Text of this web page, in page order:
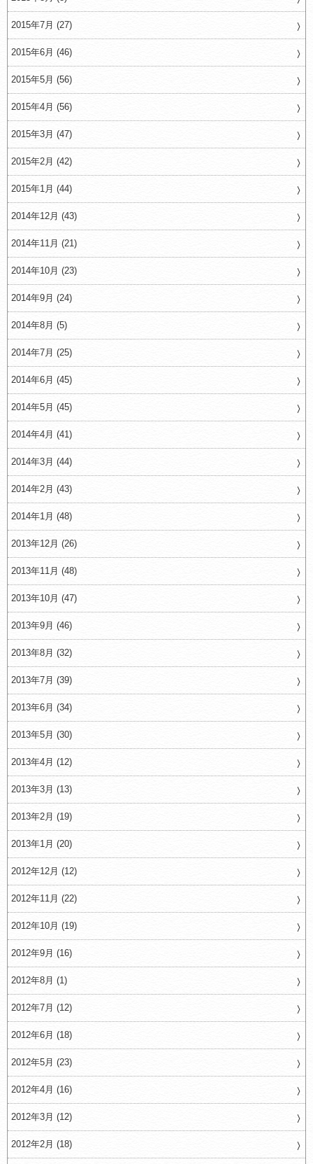
2015年7月 (27)
2015年6月 (46)
2015年5月 (56)
2015年4月 (56)
2015年3月 (47)
2015年2月 (42)
2015年1月 (44)
2014年12月 (43)
2014年11月 (21)
2014年10月 (23)
2014年9月 (24)
2014年8月 (5)
2014年7月 (25)
2014年6月 (45)
2014年5月 (45)
2014年4月 (41)
2014年3月 (44)
2014年2月 (43)
2014年1月 (48)
2013年12月 (26)
2013年11月 (48)
2013年10月 (47)
2013年9月 (46)
2013年8月 (32)
2013年7月 (39)
2013年6月 (34)
2013年5月 (30)
2013年4月 (12)
2013年3月 (13)
2013年2月 (19)
2013年1月 (20)
2012年12月 (12)
2012年11月 (22)
2012年10月 (19)
2012年9月 (16)
2012年8月 (1)
2012年7月 (12)
2012年6月 (18)
2012年5月 (23)
2012年4月 (16)
2012年3月 (12)
2012年2月 (18)